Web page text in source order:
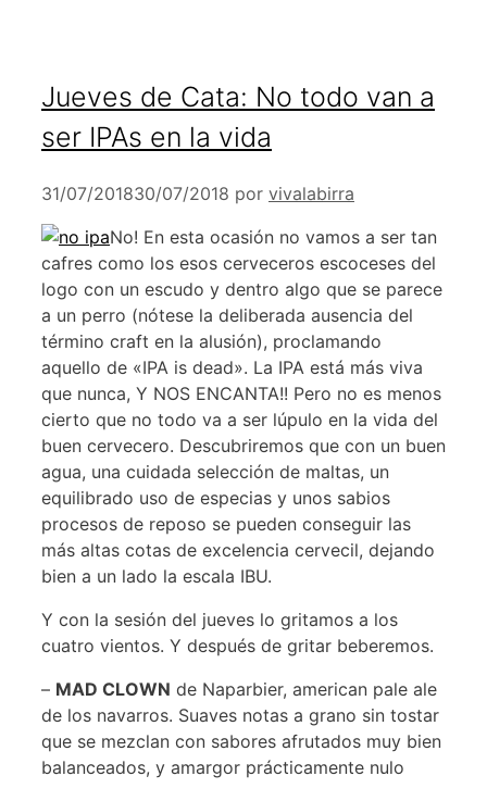
Jueves de Cata: No todo van a
ser IPAs en la vida
31/07/201830/07/2018 por vivalabirra
No! En esta ocasión no vamos a ser tan
cafres como los esos cerveceros escoceses del
logo con un escudo y dentro algo que se parece
a un perro (nótese la deliberada ausencia del
término craft en la alusión), proclamando
aquello de «IPA is dead». La IPA está más viva
que nunca, Y NOS ENCANTA!! Pero no es menos
cierto que no todo va a ser lúpulo en la vida del
buen cervecero. Descubriremos que con un buen
agua, una cuidada selección de maltas, un
equilibrado uso de especias y unos sabios
procesos de reposo se pueden conseguir las
más altas cotas de excelencia cervecil, dejando
bien a un lado la escala IBU.
Y con la sesión del jueves lo gritamos a los
cuatro vientos. Y después de gritar beberemos.
– MAD CLOWN de Naparbier, american pale ale
de los navarros. Suaves notas a grano sin tostar
que se mezclan con sabores afrutados muy bien
balanceados, y amargor prácticamente nulo